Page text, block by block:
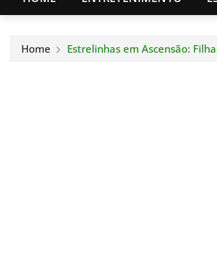
Home Estrelinhas em Ascensão: